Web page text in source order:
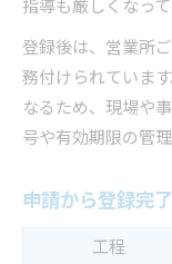
指導も厳しくなって
登録後は、営業所
務付けられていま
なるため、現場や
号や有効期限の管
申請から登録完
工程